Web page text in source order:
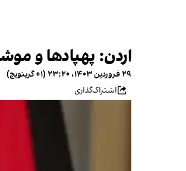
اردن: پهپادها و
۲۹ فروردین ۱۴۰۳، ۲۳:۲۰ (‎+۱ گرینویچ)
اشتراک‌گذاری